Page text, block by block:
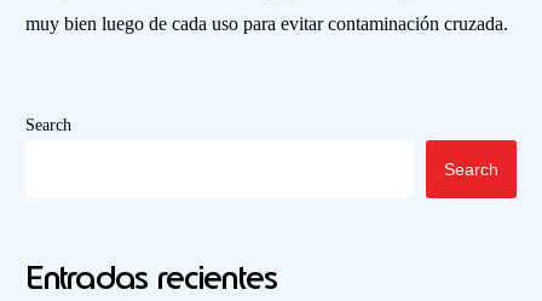
muy bien luego de cada uso para evitar contaminación cruzada.
Search
Search
Entradas recientes